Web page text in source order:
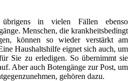
in vielen Fällen ebenso
Menschen, die krankheitsbedingt
können so wieder verstärkt am
Haushaltshilfe eignet sich auch, um
Sie zu erledigen. So übernimmt sie
Aber auch Botengänge zur Post, um
gehören dazu.